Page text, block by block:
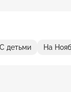
С детьми На